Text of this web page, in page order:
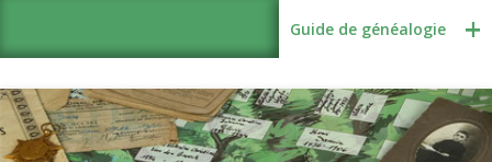
Guide de généalogie